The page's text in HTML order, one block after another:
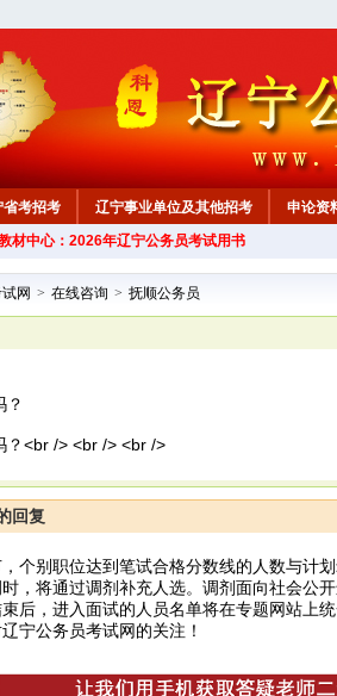
省考招考 辽宁事业单位及其他招考 申论资
材中心：2026年辽宁公务员考试用书
网 > 在线咨询 > 抚顺公务员
？
？<br /> <br /> <br />
回复
个别职位达到笔试合格分数线的人数与计
，将通过调剂补充人选。调剂面向社会公
后，进入面试的人员名单将在专题网站上
宁公务员考试网的关注！